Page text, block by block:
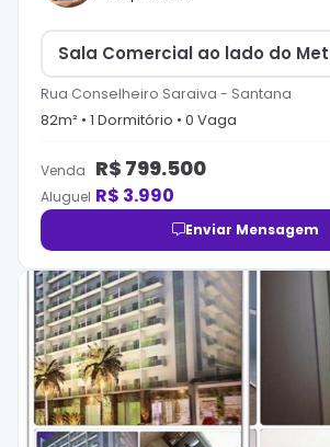
Sala Comercial ao lado do
Rua Conselheiro Saraiva - Santana
82m² • 1 Dormitório • 0 Vaga
Venda R$ 799.500
Aluguel R$ 3.990
Enviar Mensagem